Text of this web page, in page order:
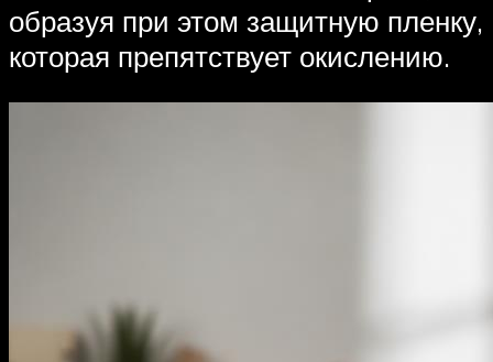
образуя при этом защитную пленку,
которая препятствует окислению.